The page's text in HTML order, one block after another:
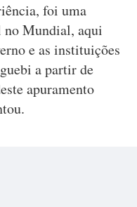
foi uma
no Mundial, aqui
e as instituições
a partir de
apuramento